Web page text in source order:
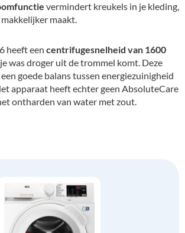
vermindert kreukels in je kleding,
maakt.
heeft een centrifugesnelheid van 1600
was droger uit de trommel komt. Deze
goede balans tussen energiezuinigheid
apparaat heeft echter geen AbsoluteCare
ontharden van water met zout.